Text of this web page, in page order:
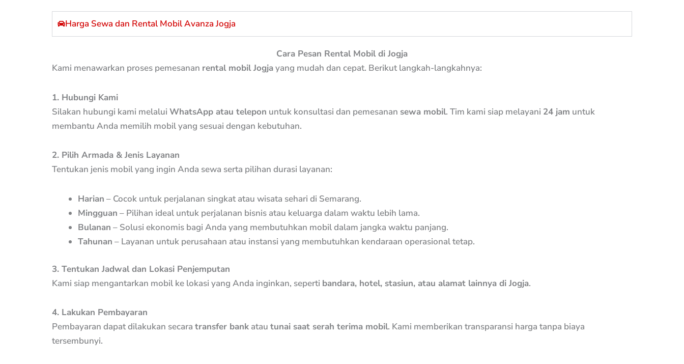
Harga Sewa dan Rental Mobil Avanza Jogja
Cara Pesan Rental Mobil di Jogja
Kami menawarkan proses pemesanan rental mobil Jogjayang mudah dan cepat. Berikut langkah-langkahnya:
1. Hubungi Kami
Silakan hubungi kami melalui WhatsApp atau telepon untuk konsultasi dan pemesanan sewa mobil. Tim kami siap melayani 24 jam untuk
membantu Anda memilih mobil yang sesuai dengan kebutuhan.
2. Pilih Armada & Jenis Layanan
Tentukan jenis mobil yang ingin Anda sewa serta pilihan durasi layanan:
Harian – Cocok untuk perjalanan singkat atau wisata sehari di Semarang.
Mingguan – Pilihan ideal untuk perjalanan bisnis atau keluarga dalam waktu lebih lama.
Bulanan – Solusi ekonomis bagi Anda yang membutuhkan mobil dalam jangka waktu panjang.
Tahunan – Layanan untuk perusahaan atau instansi yang membutuhkan kendaraan operasional tetap.
3. Tentukan Jadwal dan Lokasi Penjemputan
Kami siap mengantarkan mobil ke lokasi yang Anda inginkan, seperti bandara, hotel, stasiun, atau alamat lainnya di Jogja.
4. Lakukan Pembayaran
Pembayaran dapat dilakukan secara transfer bank atau tunai saat serah terima mobil. Kami memberikan transparansi harga tanpa biaya
tersembunyi.